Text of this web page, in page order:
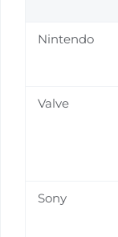
Nintendo
Valve
Sony